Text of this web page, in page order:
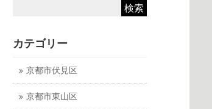
カテゴリー
京都市伏見区
京都市東山区